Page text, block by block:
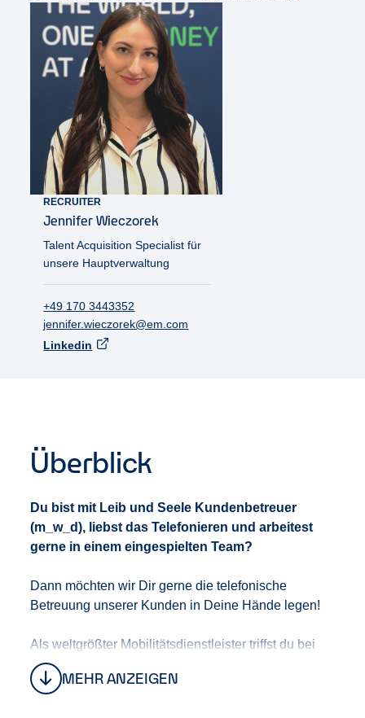
RECRUITER
JenniferWieczorek
Talent Acquisition Specialist für
unsere Hauptverwaltung
+49 170 3443352
jennifer.wieczorek@em.com
Linkedin
Überblick
MEHR ANZEIGEN
Du bist mit Leib und Seele Kundenbetreuer
(m_w_d), liebst das Telefonieren und arbeitest
gerne in einem eingespielten Team?
Dann möchten wir Dir gerne die telefonische
Betreuung unserer Kunden in Deine Hände legen!
Als weltgrößter Mobilitätsdienstleister triffst du bei
Enterprise auf ein in Deutschland wachsendes
internationales Unternehmen mit spannenden